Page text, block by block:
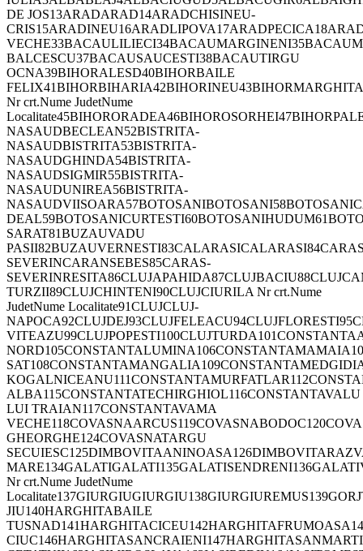
DE JOS13ARADARAD14ARADCHISINEU-
BALCESCU37BACAUSAUCESTI38BACAUTIRGU
OCNA39BIHORALESD40BIHORBAILE
Nr crt.Nume JudetNume
NASAUDBECLEAN52BISTRITA-
NASAUDBISTRITA53BISTRITA-
NASAUDGHINDA54BISTRITA-
NASAUDSIGMIR55BISTRITA-
NASAUDUNIREA56BISTRITA-
SARAT81BUZAUVADU
SEVERINCARANSEBES85CARAS-
TURZII89CLUJCHINTENI90CLUJCIURILA Nr crt.Nume
JudetNume Localitate91CLUJCLUJ-
ALBA115CONSTANTATECHIRGHIOL116CONSTANTAVALU
LUI TRAIAN117CONSTANTAVAMA
GHEORGHE124COVASNATARGU
Nr crt.Nume JudetNume
JIU140HARGHITABAILE